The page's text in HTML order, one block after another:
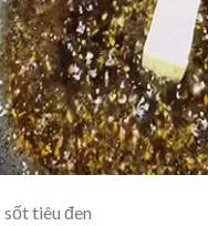
tiêu đen